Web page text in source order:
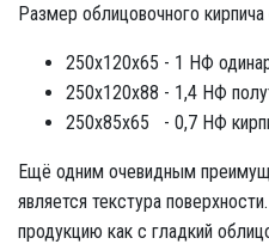
Размер облицовочного
250x120x65 - 1 НФ
250x120x88 - 1,4 НФ
250x85x65 - 0,7 НФ
Ещё одним очевидным
является текстура
продукцию как с гладкий